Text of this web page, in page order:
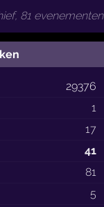
81 evenementen
29376
1
17
41
81
5